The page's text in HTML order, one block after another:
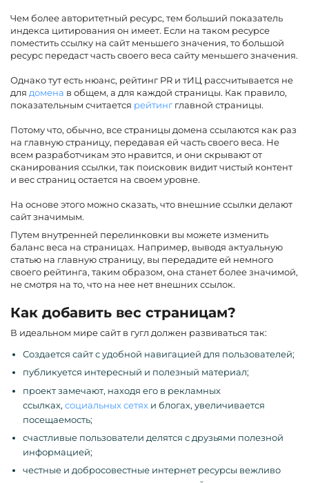
Чем более авторитетный ресурс, тем больший показатель
индекса цитирования он имеет. Если на таком ресурсе
поместить ссылку на сайт меньшего значения, то большой
ресурс передаст часть своего веса сайту меньшего значения.
Однако тут есть нюанс, рейтинг PR и тИЦ рассчитывается не
для домена в общем, а для каждой страницы. Как правило,
показательным считается рейтингглавной страницы.
Потому что, обычно, все страницы домена ссылаются как раз
на главную страницу, передавая ей часть своего веса. Не
всем разработчикам это нравится, и они скрывают от
сканирования ссылки, так поисковик видит чистый контент
и вес страниц остается на своем уровне.
На основе этого можно сказать, что внешние ссылки делают
сайт значимым.
Путем внутренней перелинковки вы можете изменить
баланс веса на страницах. Например, выводя актуальную
статью на главную страницу, вы передадите ей немного
своего рейтинга, таким образом, она станет более значимой,
не смотря на то, что на нее нет внешних ссылок.
Как добавить вес страницам?
В идеальном мире сайт в гугл должен развиваться так:
Создается сайт с удобной навигацией для пользователей;
публикуется интересный и полезный материал;
проект замечают, находя его в рекламных
ссылках, социальных сетях и блогах, увеличивается
посещаемость;
счастливые пользователи делятся с друзьями полезной
информацией;
честные и добросовестные интернет ресурсы вежливо